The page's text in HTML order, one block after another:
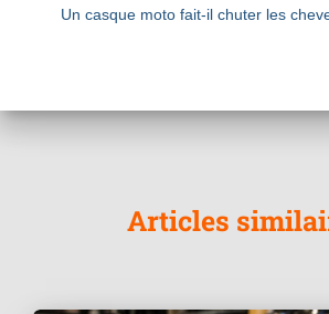
Un casque moto fait-il chuter les
Articles